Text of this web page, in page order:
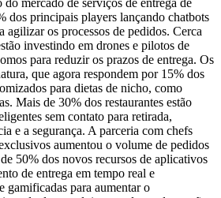
mercado de serviços de entrega de
dos principais players lançando chatbots
agilizar os processos de pedidos. Cerca
investindo em drones e pilotos de
para reduzir os prazos de entrega. Os
que agora respondem por 15% dos
para dietas de nicho, como
Mais de 30% dos restaurantes estão
sem contato para retirada,
e a segurança. A parceria com chefs
aumentou o volume de pedidos
50% dos novos recursos de aplicativos
de entrega em tempo real e
gamificadas para aumentar o